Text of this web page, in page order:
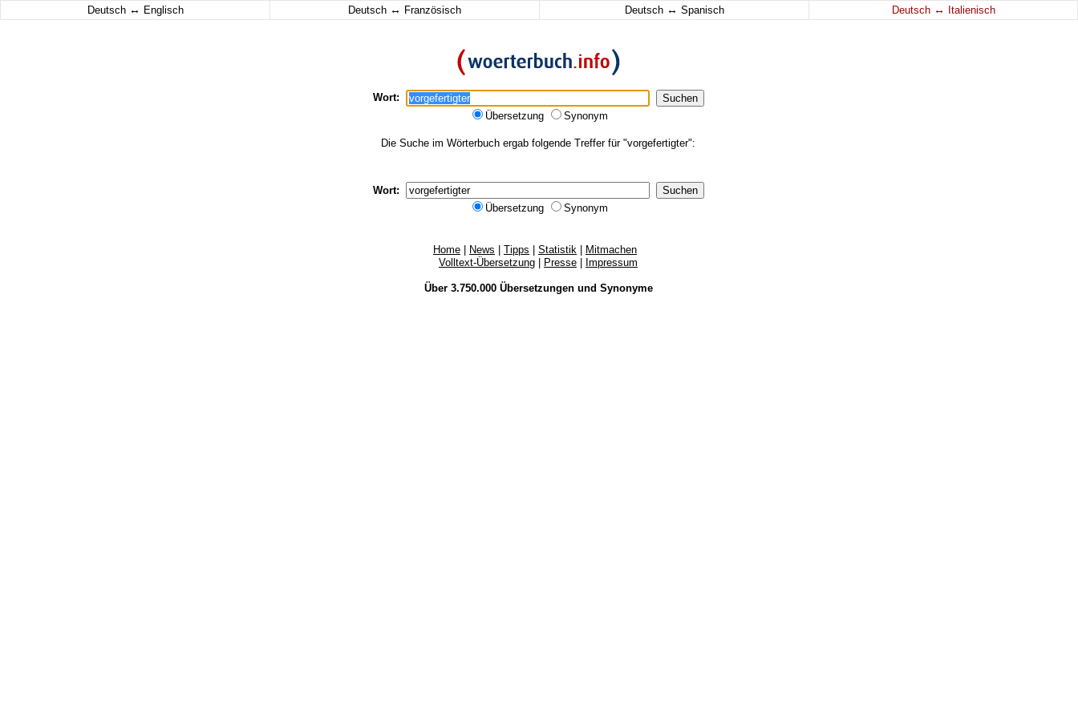
Deutsch ↔ Englisch Deutsch ↔ Französisch Deutsch ↔ Spanisch Deutsch ↔ Italienisch
Wort:
Übersetzung
Synonym
Die Suche im Wörterbuch ergab folgende Treffer für "vorgefertigter":
Wort:
Übersetzung
Synonym
Home News Tipps Statistik
Mitmachen
Volltext-Übersetzung
Presse Impressum
Über 3.750.000 Übersetzungenund Synonyme